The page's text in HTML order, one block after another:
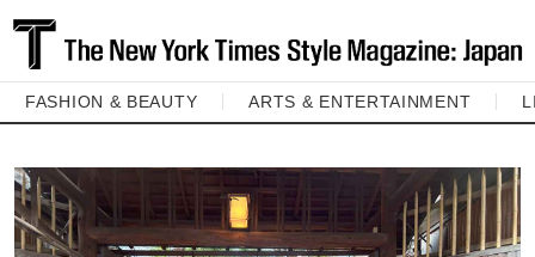
FASHION & BEAUTY ARTS & ENTERTAINMENT